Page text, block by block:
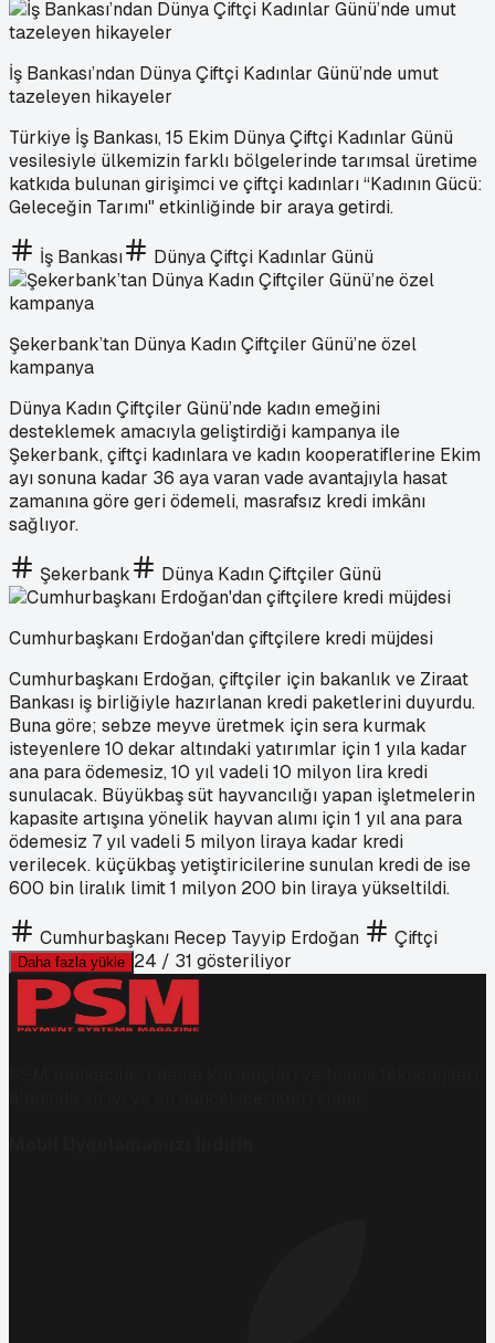
İş Bankası’ndan Dünya Çiftçi Kadınlar Günü’nde umut
tazeleyen hikayeler
Türkiye İş Bankası, 15 Ekim Dünya Çiftçi Kadınlar Günü
vesilesiyle ülkemizin farklı bölgelerinde tarımsal üretime
katkıda bulunan girişimci ve çiftçi kadınları “Kadının Gücü:
Geleceğin Tarımı" etkinliğinde bir araya getirdi.
İş Bankası Dünya Çiftçi Kadınlar Günü
Şekerbank’tan Dünya Kadın Çiftçiler Günü’ne özel
kampanya
Dünya Kadın Çiftçiler Günü’nde kadın emeğini
desteklemek amacıyla geliştirdiği kampanya ile
Şekerbank, çiftçi kadınlara ve kadın kooperatiflerine Ekim
ayı sonuna kadar 36 aya varan vade avantajıyla hasat
zamanına göre geri ödemeli, masrafsız kredi imkânı
sağlıyor.
Şekerbank Dünya Kadın Çiftçiler Günü
Cumhurbaşkanı Erdoğan'dan çiftçilere kredi müjdesi
Cumhurbaşkanı Erdoğan, çiftçiler için bakanlık ve Ziraat
Bankası iş birliğiyle hazırlanan kredi paketlerini duyurdu.
Buna göre; sebze meyve üretmek için sera kurmak
isteyenlere 10 dekar altındaki yatırımlar için 1 yıla kadar
ana para ödemesiz, 10 yıl vadeli 10 milyon lira kredi
sunulacak. Büyükbaş süt hayvancılığı yapan işletmelerin
kapasite artışına yönelik hayvan alımı için 1 yıl ana para
ödemesiz 7 yıl vadeli 5 milyon liraya kadar kredi
verilecek. küçükbaş yetiştiricilerine sunulan kredi de ise
600 bin liralık limit 1 milyon 200 bin liraya yükseltildi.
Cumhurbaşkanı Recep Tayyip Erdoğan Çiftçi
Daha fazla yükle 24 / 31 gösteriliyor